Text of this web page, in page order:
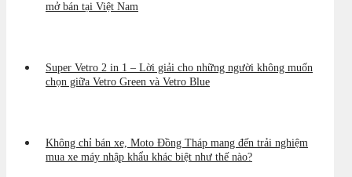
mở bán tại Việt Nam
Super Vetro 2 in 1 – Lời giải cho những người không muốn
chọn giữa Vetro Green và Vetro Blue
Không chỉ bán xe, Moto Đồng Tháp mang đến trải nghiệm
mua xe máy nhập khẩu khác biệt như thế nào?